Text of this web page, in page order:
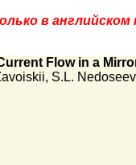
в английском
Flow in a
, S.L. Nedoseev